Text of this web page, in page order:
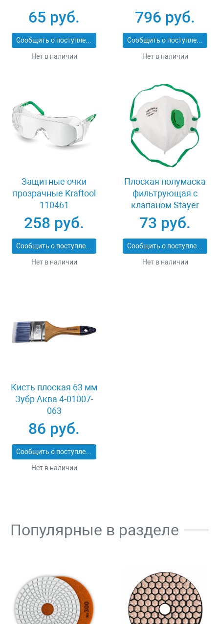
65 руб.
Сообщить о поступлении
Нет в наличии
796 руб.
Сообщить о поступлении
Нет в наличии
Защитные очки
прозрачные Kraftool
110461
258 руб.
Сообщить о поступлении
Нет в наличии
Плоская полумаска
фильтрующая с
клапаном Stayer
11113-2_z01
73 руб.
Сообщить о поступлении
Нет в наличии
Кисть плоская 63 мм
Зубр Аква 4-01007-
063
86 руб.
Сообщить о поступлении
Нет в наличии
Популярные в разделе